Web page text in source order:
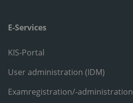
E-Services
KIS-Portal
User administration (IDM)
Examregistration/-administration